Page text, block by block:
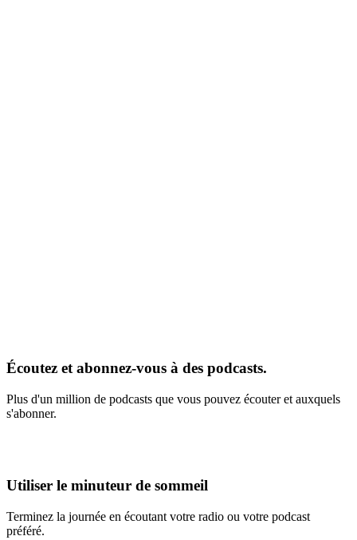
Écoutez et abonnez-vous à des podcasts.
Plus d'un million de podcasts que vous pouvez écouter et auxquels
s'abonner.
Utiliser le minuteur de sommeil
Terminez la journée en écoutant votre radio ou votre podcast
préféré.